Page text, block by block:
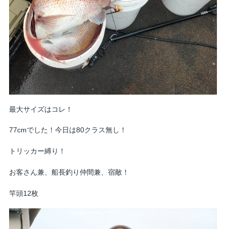
最大サイズはコレ！
77cmでした！今日は80クラス無し！
トリッカー縛り！
お客さん兼、船長釣り仲間兼、宿敵！
竿頭12枚